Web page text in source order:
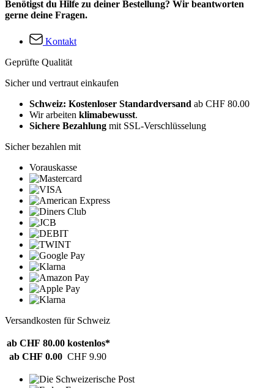
Benötigst du Hilfe zu deiner Bestellung? Wir beantworten
gerne deine Fragen.
Kontakt
Geprüfte Qualität
Sicher und vertraut einkaufen
Schweiz: Kostenloser Standardversand ab CHF 80.00
Wir arbeiten klimabewusst.
Sichere Bezahlung mit SSL-Verschlüsselung
Sicher bezahlen mit
Vorauskasse
Versandkosten für Schweiz
ab CHF 80.00 kostenlos*
ab CHF 0.00 CHF 9.90